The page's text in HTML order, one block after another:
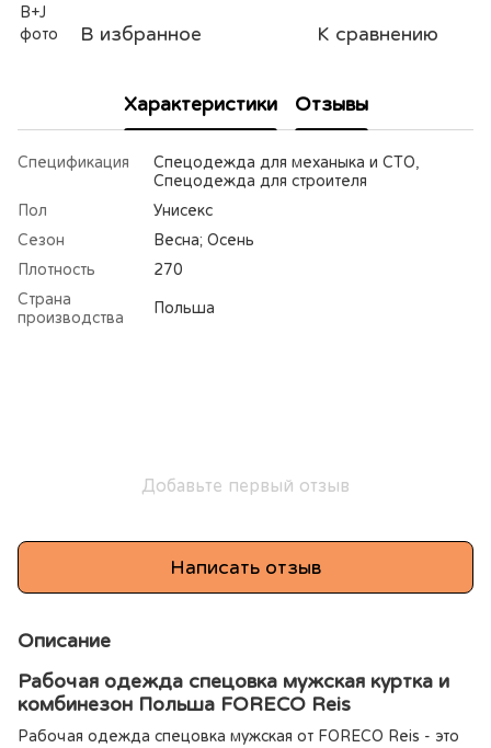
В избранное К сравнению
Характеристики Отзывы
Спецификация
Спецодежда для механыка и СТО,
Спецодежда для строителя
Пол
Унисекс
Сезон
Весна; Осень
Плотность
270
Страна
производства
Польша
Добавьте первый отзыв
Написать отзыв
Описание
Рабочая одежда спецовка мужская куртка и
комбинезон Польша FORECO Reis
Рабочая одежда спецовка мужская от FORECO Reis - это